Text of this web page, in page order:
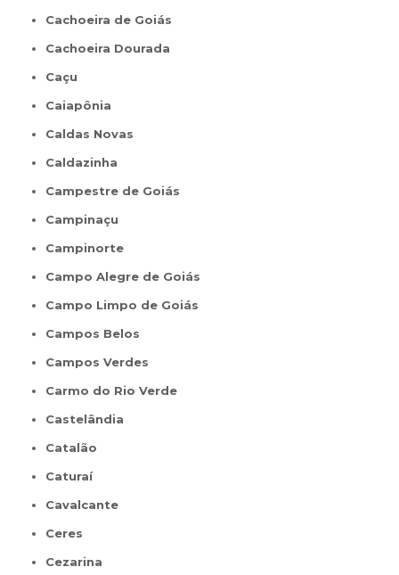
Cachoeira de Goiás
Cachoeira Dourada
Caçu
Caiapônia
Caldas Novas
Caldazinha
Campestre de Goiás
Campinaçu
Campinorte
Campo Alegre de Goiás
Campo Limpo de Goiás
Campos Belos
Campos Verdes
Carmo do Rio Verde
Castelândia
Catalão
Caturaí
Cavalcante
Ceres
Cezarina